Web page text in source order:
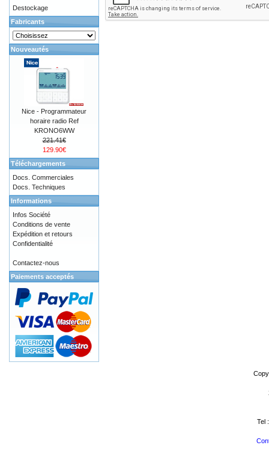
Destockage
Fabricants
Nouveautés
Nice - Programmateur
horaire radio Ref
KRONO6WW
221.41€
129.90€
Téléchargements
Docs. Commerciales
Docs. Techniques
Informations
Infos Société
Conditions de vente
Expédition et retours
Confidentialité
Contactez-nous
Paiements acceptés
Tel